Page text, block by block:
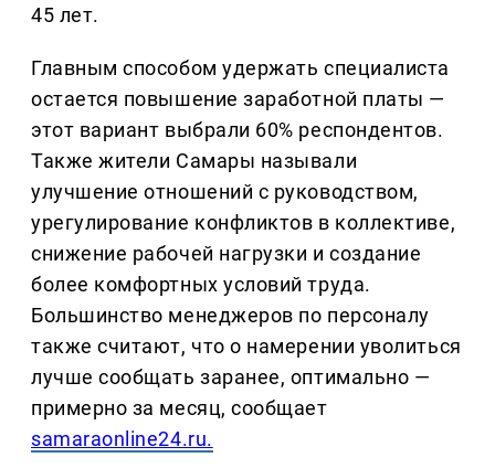
45 лет.
Главным способом удержать специалиста
остается повышение заработной платы —
этот вариант выбрали 60% респондентов.
Также жители Самары называли
улучшение отношений с руководством,
урегулирование конфликтов в коллективе,
снижение рабочей нагрузки и создание
более комфортных условий труда.
Большинство менеджеров по персоналу
также считают, что о намерении уволиться
лучше сообщать заранее, оптимально —
примерно за месяц, сообщает
samaraonline24.ru.